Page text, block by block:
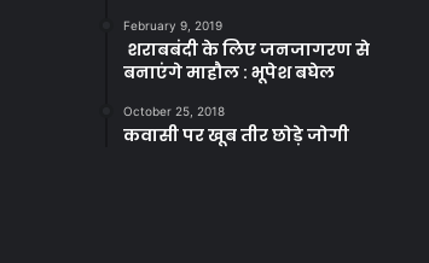
February 9, 2019
शराबबंदी के लिए जनजागरण से
बनाएंगे माहौल : भूपेश बघेल
October 25, 2018
कवासी पर खूब तीर छोड़े जोगी